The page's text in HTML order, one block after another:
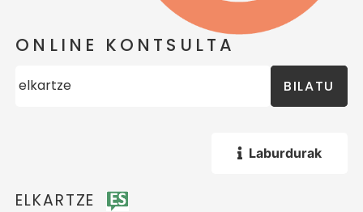
ONLINE KONTSULTA
BILATU
Laburdurak
ELKARTZE